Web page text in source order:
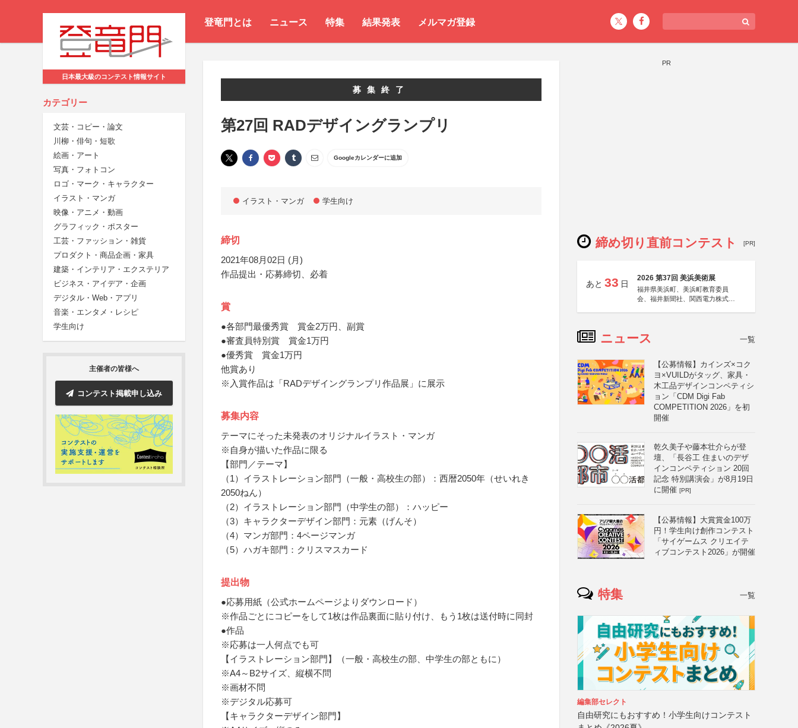
登竜門とは ニュース 特集 結果発表 メルマガ登録
日本最大級のコンテスト情報サイト
カテゴリー
文芸・コピー・論文
川柳・俳句・短歌
絵画・アート
写真・フォトコン
ロゴ・マーク・キャラクター
イラスト・マンガ
映像・アニメ・動画
グラフィック・ポスター
工芸・ファッション・雑貨
プロダクト・商品企画・家具
建築・インテリア・エクステリア
ビジネス・アイデア・企画
デジタル・Web・アプリ
音楽・エンタメ・レシピ
学生向け
主催者の皆様へ
コンテスト掲載申し込み
募集終了
第27回 RADデザイングランプリ
Googleカレンダーに追加
イラスト・マンガ 学生向け
締切
2021年08月02日 (月)
作品提出・応募締切、必着
賞
●各部門最優秀賞 賞金2万円、副賞
●審査員特別賞 賞金1万円
●優秀賞 賞金1万円
他賞あり
※入賞作品は「RADデザイングランプリ作品展」に展示
募集内容
テーマにそった未発表のオリジナルイラスト・マンガ
※自身が描いた作品に限る
【部門／テーマ】
（1）イラストレーション部門（一般・高校生の部）：西暦2050年（せいれき
2050ねん）
（2）イラストレーション部門（中学生の部）：ハッピー
（3）キャラクターデザイン部門：元素（げんそ）
（4）マンガ部門：4ページマンガ
（5）ハガキ部門：クリスマスカード
提出物
●応募用紙（公式ホームページよりダウンロード）
※作品ごとにコピーをして1枚は作品裏面に貼り付け、もう1枚は送付時に同封
●作品
※応募は一人何点でも可
【イラストレーション部門】（一般・高校生の部、中学生の部ともに）
※A4～B2サイズ、縦横不問
※画材不問
※デジタル応募可
【キャラクターデザイン部門】
PR
締め切り直前コンテスト [PR]
あと 33 日
2026 第37回 美浜美術展
福井県美浜町、美浜町教育委員
会、福井新聞社、関西電力株式会
ニュース 一覧
【公募情報】カインズ×コク
ヨ×VUILDがタッグ、家具・
木工品デザインコンペティシ
ョン「CDM Digi Fab
COMPETITION 2026」を初
開催
乾久美子や藤本壮介らが登
壇、「長谷工 住まいのデザ
インコンペティション 20回
記念 特別講演会」が8月19日
に開催 [PR]
【公募情報】大賞賞金100万
円！学生向け創作コンテスト
「サイゲームス クリエイテ
ィブコンテスト2026」が開催
特集 一覧
編集部セレクト
自由研究にもおすすめ！小学生向けコンテスト